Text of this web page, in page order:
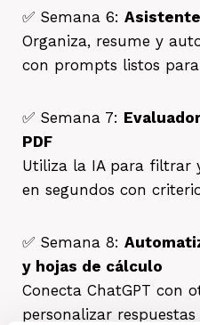
✅ Semana 6:
Organiza, resume y
con prompts listos para
✅ Semana 7:
PDF
Utiliza la IA para filtrar
en segundos con
✅ Semana 8:
y hojas de cálculo
Conecta ChatGPT con
personalizar